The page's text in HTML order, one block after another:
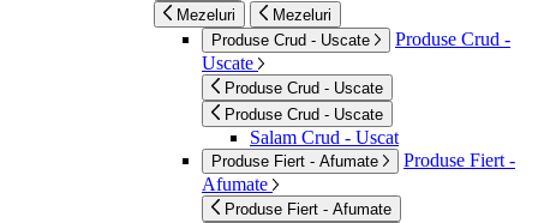
Mezeluri
Mezeluri
Produse Crud - Uscate
Produse Crud -
Uscate
Produse Crud - Uscate
Produse Crud - Uscate
Salam Crud - Uscat
Produse Fiert - Afumate
Produse Fiert -
Afumate
Produse Fiert - Afumate